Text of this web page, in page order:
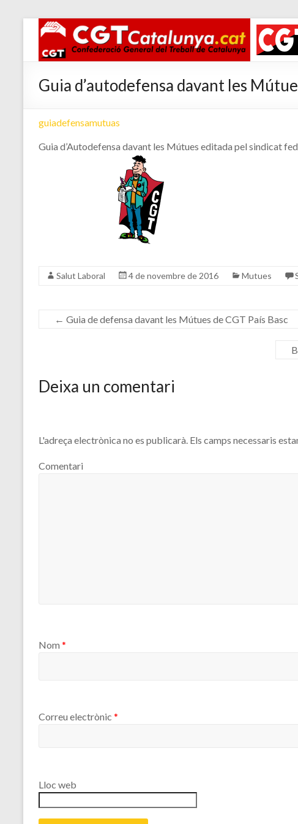
Guia d’autodefensa davant les
guiadefensamutuas
Guia d’Autodefensa davant les Mútues editada pel sindicat
Salut Laboral 4 de novembre de 2016 Mutues
← Guia de defensa davant les Mútues de CGT País Basc
Deixa un comentari
L'adreça electrònica no es publicarà. Els camps necessaris
Comentari
Nom *
Correu electrònic *
Lloc web